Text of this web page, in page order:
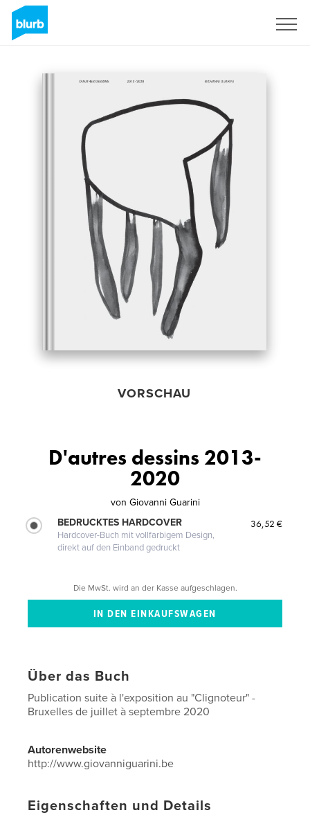
VORSCHAU
D'autres dessins 2013-
2020
von Giovanni Guarini
BEDRUCKTES HARDCOVER
Hardcover-Buch mit vollfarbigem Design,
direkt auf den Einband gedruckt
36,52 €
Die MwSt. wird an der Kasse aufgeschlagen.
Über das Buch
Publication suite à l'exposition au "Clignoteur" -
Bruxelles de juillet à septembre 2020
Autorenwebsite
http://www.giovanniguarini.be
Eigenschaften und Details